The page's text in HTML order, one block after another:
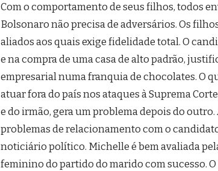
Com o comportamento de seus filhos, todos
Bolsonaro não precisa de adversários. Os
aliados aos quais exige fidelidade total. O
e na compra de uma casa de alto padrão,
empresarial numa franquia de chocolates. O
atuar fora do país nos ataques à Suprema
e do irmão, gera um problema depois do
problemas de relacionamento com o
noticiário político. Michelle é bem avaliada
feminino do partido do marido com sucesso.